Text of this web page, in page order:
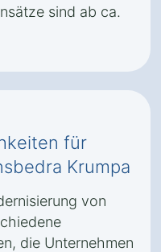
sind ab ca.
für
Krumpa
von
die Unternehmen